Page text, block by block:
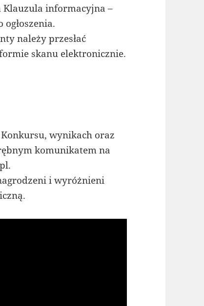
Klauzula informacyjna –
należy przesłać
skanu elektronicznie.
wynikach oraz
komunikatem na
i wyróżnieni